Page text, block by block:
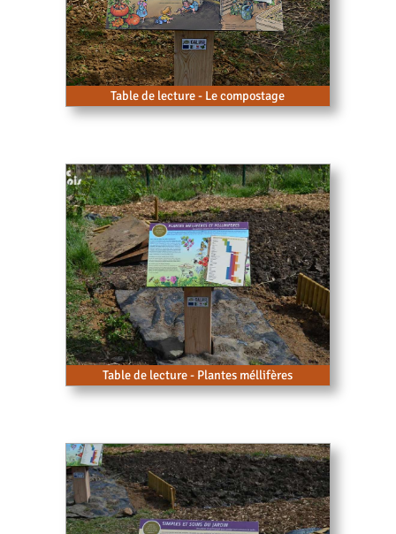
Table de lecture - Le compostage
Table de lecture - Plantes méllifères